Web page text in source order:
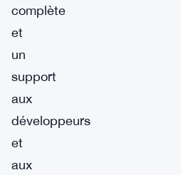
complète
et
un
support
aux
développeurs
et
aux